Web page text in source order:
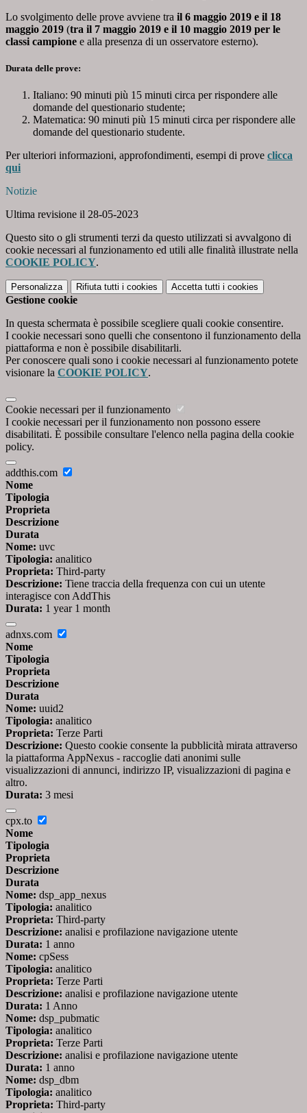
Lo svolgimento delle prove avviene tra il 6 maggio 2019 e il 18
maggio 2019 (tra il 7 maggio 2019 e il 10 maggio 2019 per le
classi campione e alla presenza di un osservatore esterno).
Durata delle prove:
Italiano: 90 minuti più 15 minuti circa per rispondere alle
domande del questionario studente;
Matematica: 90 minuti più 15 minuti circa per rispondere alle
domande del questionario studente.
Per ulteriori informazioni, approfondimenti, esempi di prove clicca
qui
Notizie
Ultima revisione il 28-05-2023
Questo sito o gli strumenti terzi da questo utilizzati si avvalgono di
cookie necessari al funzionamento ed utili alle finalità illustrate nella
COOKIE POLICY.
Personalizza Rifiuta tutti i cookies Accetta tutti i cookies
Gestione cookie
In questa schermata è possibile scegliere quali cookie consentire.
I cookie necessari sono quelli che consentono il funzionamento della
piattaforma e non è possibile disabilitarli.
Per conoscere quali sono i cookie necessari al funzionamento potete
visionare la COOKIE POLICY.
Cookie necessari per il funzionamento
I cookie necessari per il funzionamento non possono essere
disabilitati. È possibile consultare l'elenco nella pagina della cookie
policy.
addthis.com
Nome
Tipologia
Proprieta
Descrizione
Durata
Nome: uvc
Tipologia: analitico
Proprieta: Third-party
Descrizione: Tiene traccia della frequenza con cui un utente
interagisce con AddThis
Durata: 1 year 1 month
adnxs.com
Nome
Tipologia
Proprieta
Descrizione
Durata
Nome: uuid2
Tipologia: analitico
Proprieta: Terze Parti
Descrizione: Questo cookie consente la pubblicità mirata attraverso
la piattaforma AppNexus - raccoglie dati anonimi sulle
visualizzazioni di annunci, indirizzo IP, visualizzazioni di pagina e
altro.
Durata: 3 mesi
cpx.to
Nome
Tipologia
Proprieta
Descrizione
Durata
Nome: dsp_app_nexus
Tipologia: analitico
Proprieta: Third-party
Descrizione: analisi e profilazione navigazione utente
Durata: 1 anno
Nome: cpSess
Tipologia: analitico
Proprieta: Terze Parti
Descrizione: analisi e profilazione navigazione utente
Durata: 1 Anno
Nome: dsp_pubmatic
Tipologia: analitico
Proprieta: Terze Parti
Descrizione: analisi e profilazione navigazione utente
Durata: 1 anno
Nome: dsp_dbm
Tipologia: analitico
Proprieta: Third-party